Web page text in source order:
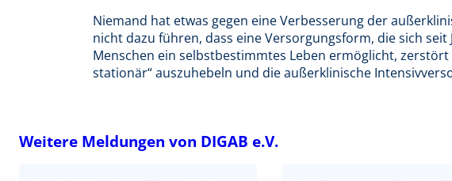
Niemand hat etwas gegen eine Verbesserung der
nicht dazu führen, dass eine Versorgungsform, die sich
Menschen ein selbstbestimmtes Leben ermöglicht,
stationär“ auszuhebeln und die außerklinische
Weitere Meldungen von DIGAB e.V.